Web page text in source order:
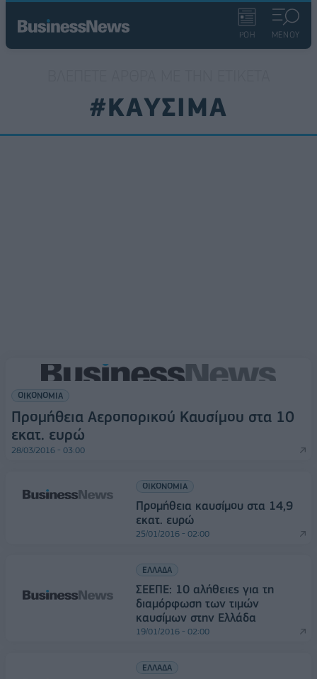
ΡΟΗ ΜΕΝΟΥ
#ΚΑΥΣΙΜΑ
ΟΙΚΟΝΟΜΙΑ
Προμήθεια Αεροπορικού Καυσίμου στα 10
εκατ. ευρώ
28/03/2016 - 03:00
ΟΙΚΟΝΟΜΙΑ
Προμήθεια καυσίμου στα 14,9
εκατ. ευρώ
25/01/2016 - 02:00
ΕΛΛΑΔΑ
ΣΕΕΠΕ: 10 αλήθειες για τη
διαμόρφωση των τιμών
καυσίμων στην Ελλάδα
19/01/2016 - 02:00
ΕΛΛΑΔΑ